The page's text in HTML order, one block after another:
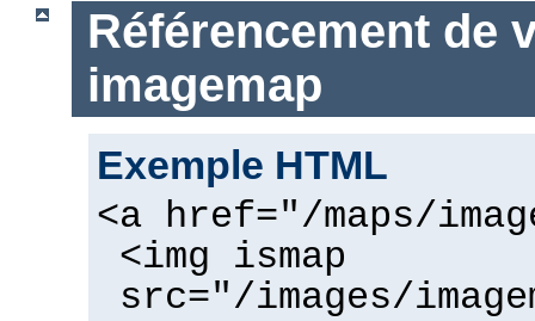
Référencement de
imagemap
Exemple HTML
<a href="/maps/
<img ismap
src="/images/